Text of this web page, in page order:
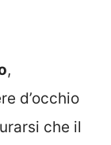
,
d’occhio
che il